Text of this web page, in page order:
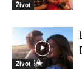
Život
Život